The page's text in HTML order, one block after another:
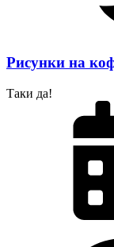
Рисунки на
Таки да!